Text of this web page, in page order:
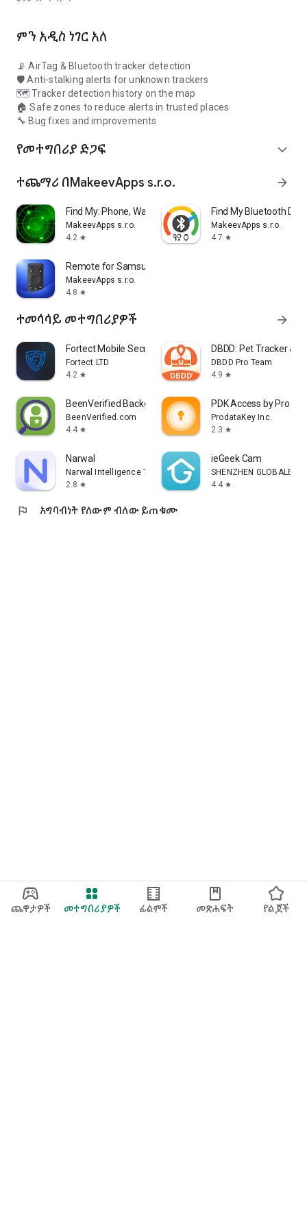
ጨዋታዎች መተግበሪያዎች ፊልሞች መጽሐፍት የልጆች
የእርስዎ የመፈለጊያ ታሪክ እና የግል ውሂብ በመሳሪያዎ ላይ ይቆያሉ እና
ማስተባበያ፡
ከአፕል፣ ከሳምሰንግ፣ ከቲል ወይም ከቺፖሎ ጋር ግንኙነት
ኤሌክትሮኒክስ የንግድ ምልክት ነው፤ ቲል የቲል ኢንክ የንግድ ምልክት ነው፤
ቺፖሎ የቺፖሎ ዶ.ኦ.ኦ የንግድ ምልክት ነው።
የኤርታግ መከታተያ እና መፈለጊያ— ኤርታጎችን ይቃኙ፣ የተደበቁ የብሉቱዝ
መከታተያዎችን ያግኙ፣ እና የእርስዎን ግላዊነት ይቆጣጠሩ።
ምን አዲስ ነገር አለ
📡 AirTag & Bluetooth tracker detection
🛡️ Anti-stalking alerts for unknown trackers
🗺️ Tracker detection history on the map
🏠 Safe zones to reduce alerts in trusted places
🔧 Bug fixes and improvements
የመተግበሪያ ድጋፍ expand_more
ተጨማሪ በMakeevApps s.r.o. arrow_forward
Find My: Phone, Watch, Earbuds
MakeevApps s.r.o.
4.2 star
Find My Bluetooth
MakeevApps s.r.o.
4.7 star
Remote for Samsung TV
MakeevApps s.r.o.
4.8 star
ተመሳሳይ መተግበሪያዎች arrow_forward
Fortect Mobile Security
Fortect LTD
4.2 star
DBDD: Pet Tracker &
DBDD Pro Team
4.9 star
BeenVerified Background Search
BeenVerified.com
4.4 star
PDK Access by
ProdataKey Inc.
2.3 star
Narwal
Narwal Intelligence Technology
2.8 star
ieGeek Cam
SHENZHEN
4.4 star
flag አግባብነት የለውም ብለው ይጠቁሙ